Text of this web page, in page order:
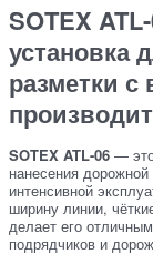
SOTEX
установка
разметки
SOTEX ATL-06 —
нанесения
интенсивной
ширину линии,
делает его
подрядчиков и